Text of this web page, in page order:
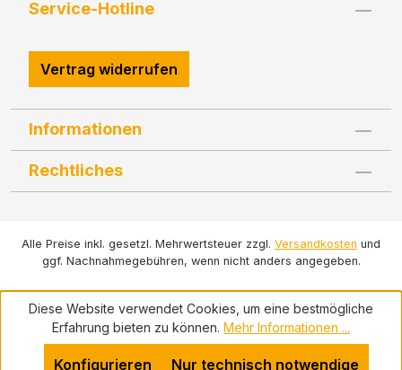
Service-Hotline
Vertrag widerrufen
Informationen
Rechtliches
Alle Preise inkl. gesetzl. Mehrwertsteuer zzgl. Versandkosten und
ggf. Nachnahmegebühren, wenn nicht anders angegeben.
Diese Website verwendet Cookies, um eine bestmögliche
Erfahrung bieten zu können. Mehr Informationen ...
Nur technisch notwendige
Konfigurieren